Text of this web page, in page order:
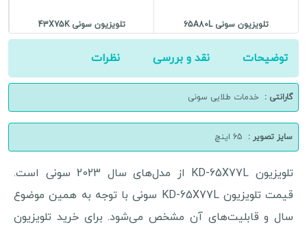
تلویزیون سونی 65A80L تلویزیون سونی 43X75K
توضیحات نقد و بررسی نظرات
گارانتی : خدمات طلایی سونی
سایز تصویر : 65 اینچ
تلویزیون KD-65X77L از مدل‌های سال 2023 سونی است.
قیمت تلویزیون KD-65X77L سونی با توجه به همین موضوع
سال و قابلیت‌های آن مشخص می‌شود. برای خرید تلویزیون